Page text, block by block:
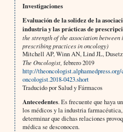
Investigaciones
Evaluación de la solidez de la
industria y las prácticas de
the strength of the association between
prescribing practices in oncology)
Mitchell AP, Winn AN, Lind JL,
The Oncologist, febrero 2019
http://
oncologist.2018-0423.short
Traducido por Salud y Fármacos
Antecedentes. Es frecuente que haya
los médicos y la industria
determinar que dichas relaciones
médica se desconocen.